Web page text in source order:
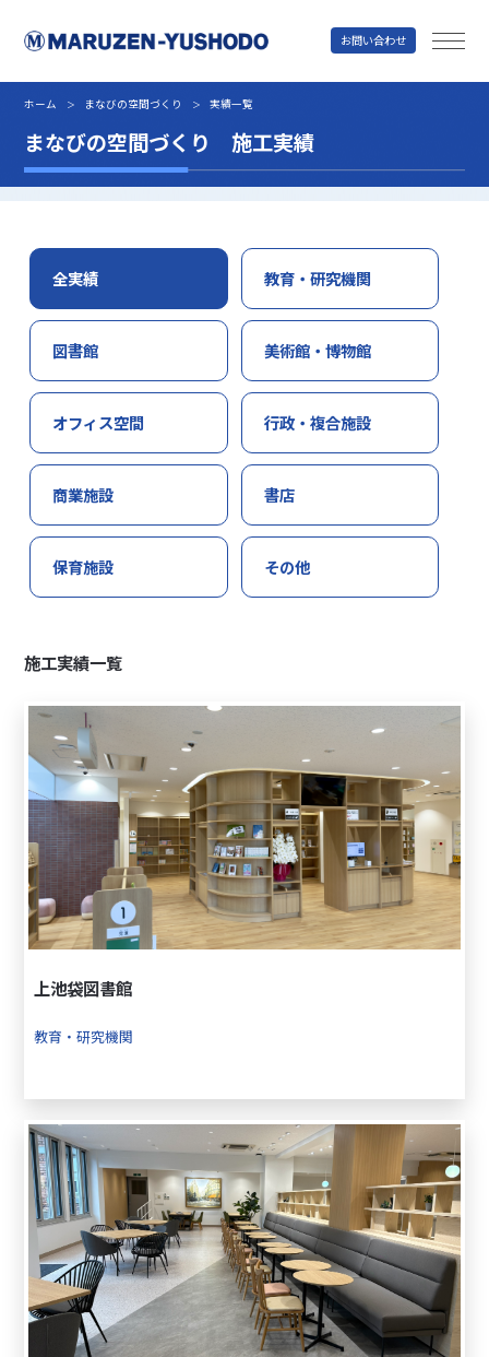
丸善雄松堂
お問い合わせ
ホーム ＞ まなびの空間づくり ＞ 実績一覧
まなびの空間づくり 施工実績
全実績 教育・研究機関
図書館 美術館・博物館
オフィス空間 行政・複合施設
商業施設 書店
保育施設 その他
施工実績一覧
上池袋図書館
教育・研究機関